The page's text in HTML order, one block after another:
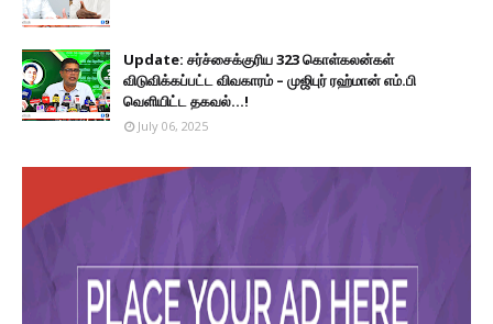
Update: சர்ச்சைக்குரிய 323 கொள்கலன்கள்
விடுவிக்கப்பட்ட விவகாரம் – முஜிபுர் ரஹ்மான் எம்.பி
வெளியிட்ட தகவல்...!
July 06, 2025